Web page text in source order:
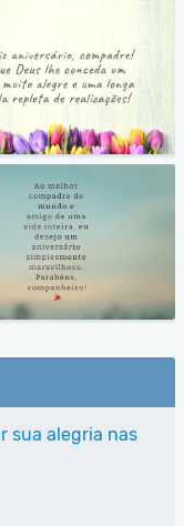
sua alegria nas